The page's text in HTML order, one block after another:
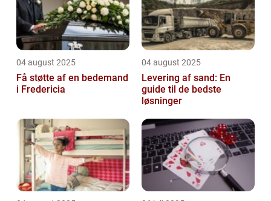
04 august 2025
Få støtte af en bedemand
i Fredericia
04 august 2025
Levering af sand: En
guide til de bedste
løsninger